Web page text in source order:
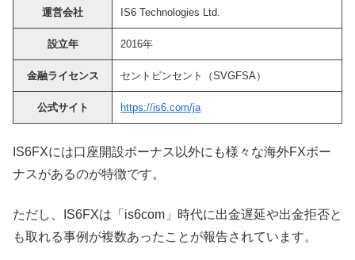
運営会社 IS6 Technologies Ltd.
設立年 2016年
金融ライセンス セントビンセント（SVGFSA）
公式サイト https://is6.com/ja
IS6FXには口座開設ボーナス以外にも様々な海外FXボー
ナスがあるのが特徴です。
ただし、IS6FXは「is6com」時代に出金遅延や出金拒否と
も取れる事例が複数あったことが報告されています。